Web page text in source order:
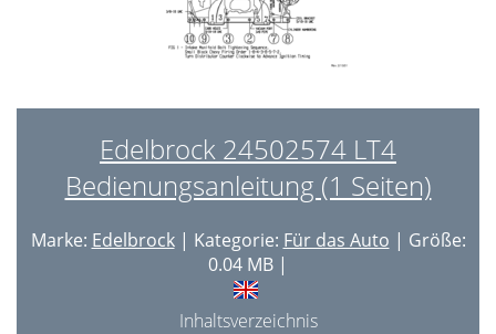
Edelbrock 24502574 LT4
Bedienungsanleitung (1 Seiten)
Marke: Edelbrock| Kategorie: Für das Auto | Größe:
0.04 MB |
Inhaltsverzeichnis